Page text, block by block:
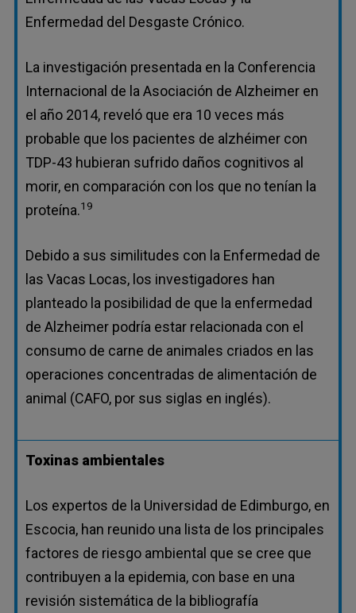
Enfermedad del Desgaste Crónico.
La investigación presentada en la Conferencia
Internacional de la Asociación de Alzheimer en
el año 2014, reveló que era 10 veces más
probable que los pacientes de alzhéimer con
TDP-43 hubieran sufrido daños cognitivos al
morir, en comparación con los que no tenían la
proteína.19
Debido a sus similitudes con la Enfermedad de
las Vacas Locas, los investigadores han
planteado la posibilidad de que la enfermedad
de Alzheimer podría estar relacionada con el
consumo de carne de animales criados en las
operaciones concentradas de alimentación de
animal (CAFO, por sus siglas en inglés).
Toxinas ambientales
Los expertos de la Universidad de Edimburgo, en
Escocia, han reunido una lista de los principales
factores de riesgo ambiental que se cree que
contribuyen a la epidemia, con base en una
revisión sistemática de la bibliografía